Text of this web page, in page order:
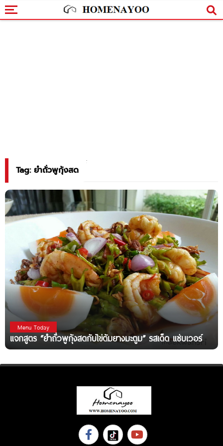
Tag: ยำถั่วพูกุ้งสด
Menu Today
แจกสูตร “ยำถั่วพูกุ้งสดกับไข่ต้มยางมะตูม” รสเด็ด แซ่บเวอร์